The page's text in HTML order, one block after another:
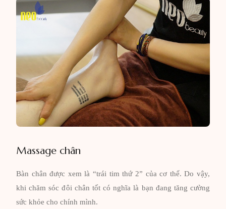
Massage chân
Bàn chân được xem là “trái tim thứ 2” của cơ thể. Do vậy,
khi chăm sóc đôi chân tốt có nghĩa là bạn đang tăng cường
sức khỏe cho chính mình.